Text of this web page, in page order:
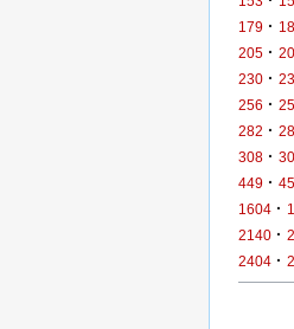
179 ·
205 ·
230 ·
256 ·
282 ·
308 ·
449 ·
1604 ·
2140 ·
2404 ·